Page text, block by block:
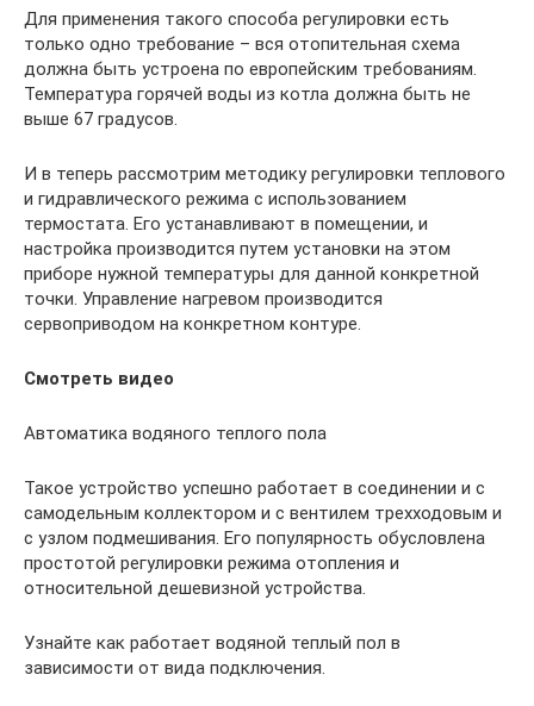
Для применения такого способа регулировки есть
только одно требование – вся отопительная схема
должна быть устроена по европейским требованиям.
Температура горячей воды из котла должна быть не
выше 67 градусов.
И в теперь рассмотрим методику регулировки теплового
и гидравлического режима с использованием
термостата. Его устанавливают в помещении, и
настройка производится путем установки на этом
приборе нужной температуры для данной конкретной
точки. Управление нагревом производится
сервоприводом на конкретном контуре.
Смотреть видео
Автоматика водяного теплого пола
Такое устройство успешно работает в соединении и с
самодельным коллектором и с вентилем трехходовым и
с узлом подмешивания. Его популярность обусловлена
простотой регулировки режима отопления и
относительной дешевизной устройства.
Узнайте как работает водяной теплый пол в
зависимости от вида подключения.